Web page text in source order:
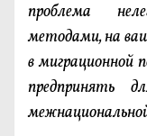
проблема
методами, на ваш
в миграционной
предпринять